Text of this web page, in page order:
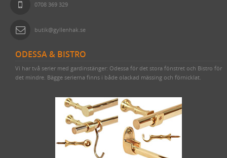
DRICKSGLAS, VINGLAS & KARAFFER
STÅLSKRUV
FÖRNICKLAD STÅLSKRUV
SKYLTAR MED SYMBOLER
SÅ HÄR HANDLAR DU
0708 369 329
butik@gyllenhak.se
ODESSA & BISTRO
Vi har två serier med gardinstänger: Odessa för det stora fönstret och Bistro för
det mindre. Bägge serierna finns i både olackad mässing och förnicklat.